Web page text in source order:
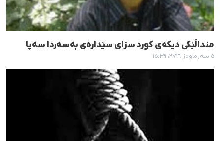
منداڵێکی دیکەی کورد سزای سێدارەی بەسەردا سەپا
٥ سەرماوەز ٢٧١٦، ١٥:٣٩